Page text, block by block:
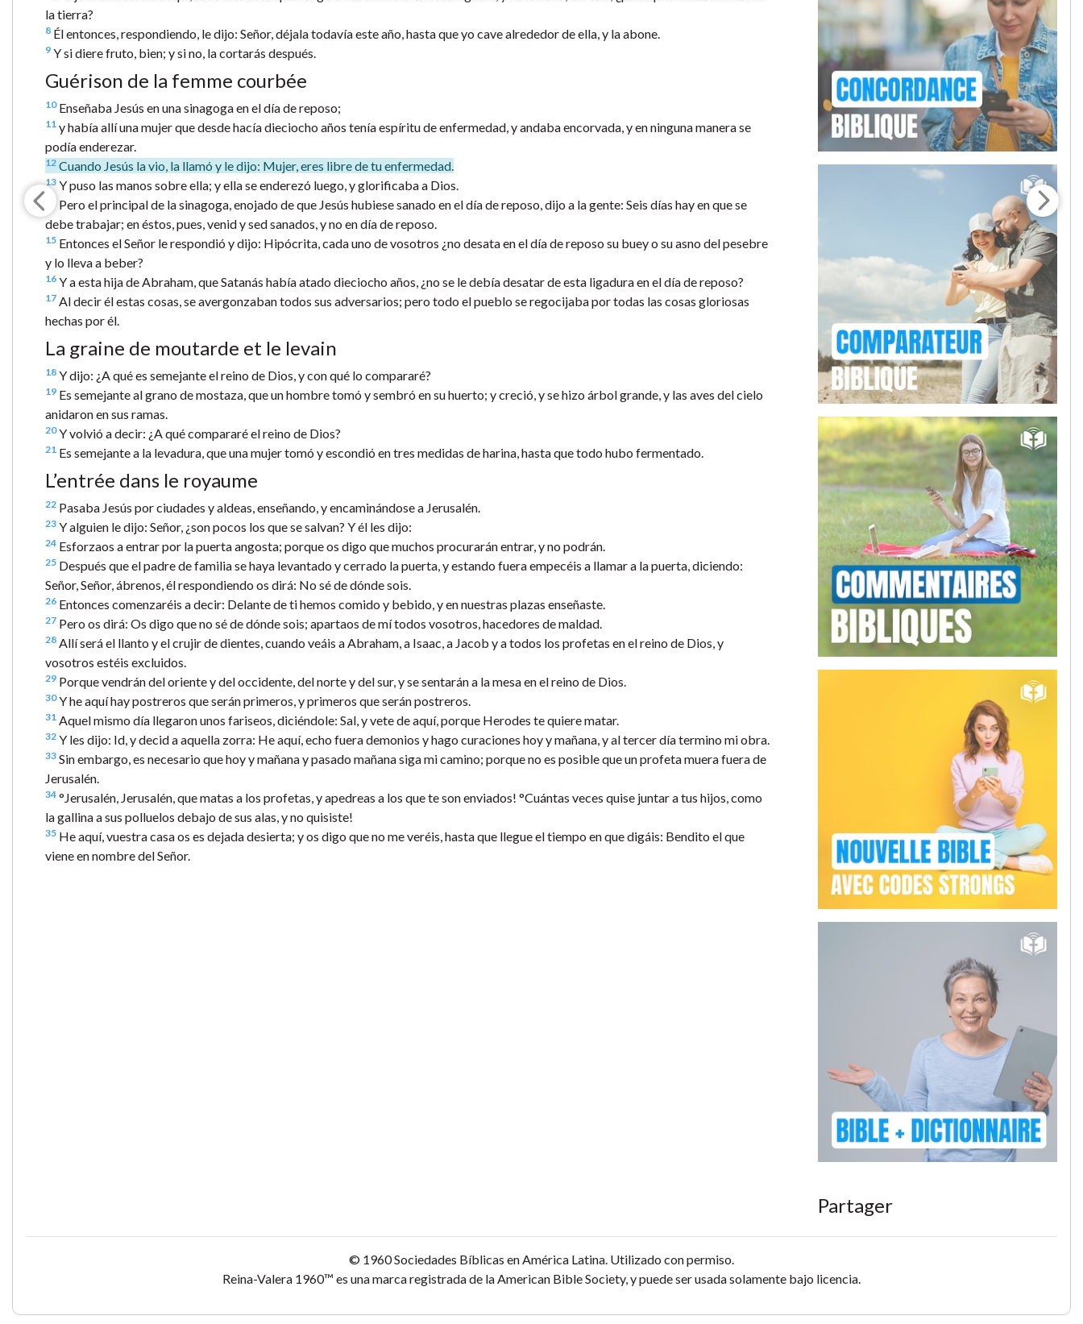
la tierra?
8 Él entonces, respondiendo, le dijo: Señor, déjala todavía este año, hasta que yo cave alrededor de ella, y la abone.
9 Y si diere fruto, bien; y si no, la cortarás después.
Guérison de la femme courbée
10Enseñaba Jesús en una sinagoga en el día de reposo;
11 y había allí una mujer que desde hacía dieciocho años tenía espíritu de enfermedad, y andaba encorvada, y en ninguna manera se
podía enderezar.
12 Cuando Jesús la vio, la llamó y le dijo: Mujer, eres libre de tu enfermedad.
13 Y puso las manos sobre ella; y ella se enderezó luego, y glorificaba a Dios.
14 Pero el principal de la sinagoga, enojado de que Jesús hubiese sanado en el día de reposo, dijo a la gente: Seis días hay en que se
debe trabajar; en éstos, pues, venid y sed sanados, y no en día de reposo.
15 Entonces el Señor le respondió y dijo: Hipócrita, cada uno de vosotros ¿no desata en el día de reposo su buey o su asno del pesebre
y lo lleva a beber?
16 Y a esta hija de Abraham, que Satanás había atado dieciocho años, ¿no se le debía desatar de esta ligadura en el día de reposo?
17 Al decir él estas cosas, se avergonzaban todos sus adversarios; pero todo el pueblo se regocijaba por todas las cosas gloriosas
hechas por él.
La graine de moutarde et le levain
18 Y dijo: ¿A qué es semejante el reino de Dios, y con qué lo compararé?
19 Es semejante al grano de mostaza, que un hombre tomó y sembró en su huerto; y creció, y se hizo árbol grande, y las aves del cielo
anidaron en sus ramas.
20Y volvió a decir: ¿A qué compararé el reino de Dios?
21 Es semejante a la levadura, que una mujer tomó y escondió en tres medidas de harina, hasta que todo hubo fermentado.
L’entrée dans le royaume
22 Pasaba Jesús por ciudades y aldeas, enseñando, y encaminándose a Jerusalén.
23 Y alguien le dijo: Señor, ¿son pocos los que se salvan? Y él les dijo:
24 Esforzaos a entrar por la puerta angosta; porque os digo que muchos procurarán entrar, y no podrán.
25 Después que el padre de familia se haya levantado y cerrado la puerta, y estando fuera empecéis a llamar a la puerta, diciendo:
Señor, Señor, ábrenos, él respondiendo os dirá: No sé de dónde sois.
26 Entonces comenzaréis a decir: Delante de ti hemos comido y bebido, y en nuestras plazas enseñaste.
27 Pero os dirá: Os digo que no sé de dónde sois; apartaos de mí todos vosotros, hacedores de maldad.
28 Allí será el llanto y el crujir de dientes, cuando veáis a Abraham, a Isaac, a Jacob y a todos los profetas en el reino de Dios, y
vosotros estéis excluidos.
29 Porque vendrán del oriente y del occidente, del norte y del sur, y se sentarán a la mesa en el reino de Dios.
30Y he aquí hay postreros que serán primeros, y primeros que serán postreros.
31 Aquel mismo día llegaron unos fariseos, diciéndole: Sal, y vete de aquí, porque Herodes te quiere matar.
32 Y les dijo: Id, y decid a aquella zorra: He aquí, echo fuera demonios y hago curaciones hoy y mañana, y al tercer día termino mi obra.
33 Sin embargo, es necesario que hoy y mañana y pasado mañana siga mi camino; porque no es posible que un profeta muera fuera de
Jerusalén.
34 °Jerusalén, Jerusalén, que matas a los profetas, y apedreas a los que te son enviados! °Cuántas veces quise juntar a tus hijos, como
la gallina a sus polluelos debajo de sus alas, y no quisiste!
35 He aquí, vuestra casa os es dejada desierta; y os digo que no me veréis, hasta que llegue el tiempo en que digáis: Bendito el que
viene en nombre del Señor.
Partager
© 1960 Sociedades Bíblicas en América Latina. Utilizado con permiso.
Reina-Valera 1960™ es una marca registrada de la American Bible Society, y puede ser usada solamente bajo licencia.